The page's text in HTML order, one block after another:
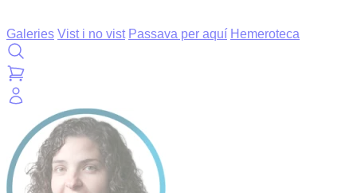
Galeries Vist i no vist Passava per aquí Hemeroteca